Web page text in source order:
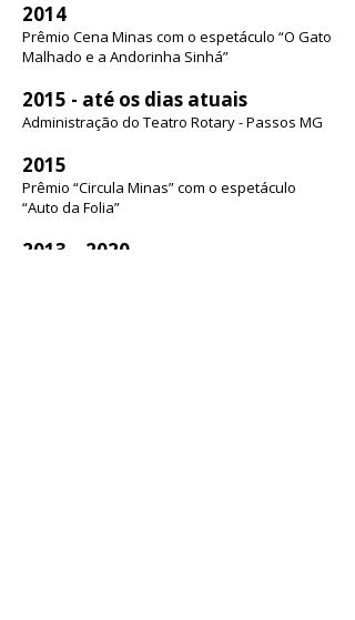
2014
Prêmio Cena Minas com o espetáculo “O Gato
Malhado e a Andorinha Sinhá”
2015 - até os dias atuais
Administração do Teatro Rotary - Passos MG
2015
Prêmio “Circula Minas” com o espetáculo
“Auto da Folia”
2013 – 2020